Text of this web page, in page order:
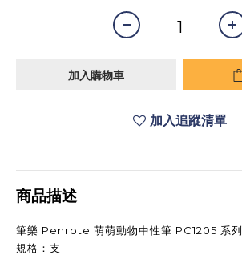
加入購物車
加入追蹤清單
商品描述
筆樂 Penrote 萌萌動物中性筆 PC1205 系列
規格：支